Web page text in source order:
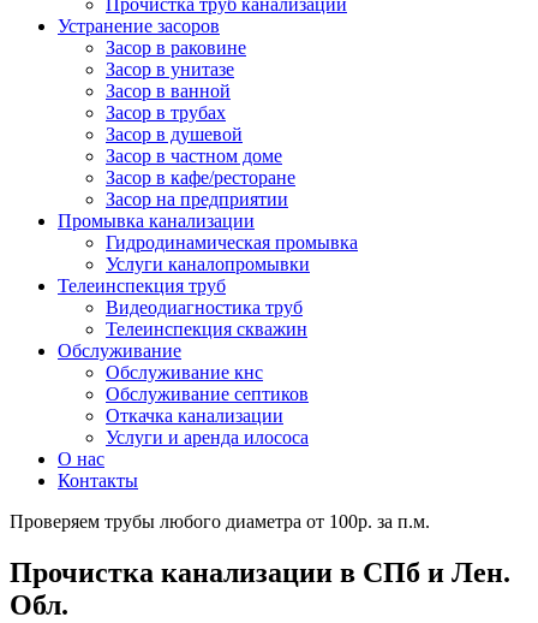
Прочистка труб канализации
Устранение засоров
Засор в раковине
Засор в унитазе
Засор в ванной
Засор в трубах
Засор в душевой
Засор в частном доме
Засор в кафе/ресторане
Засор на предприятии
Промывка канализации
Гидродинамическая промывка
Услуги каналопромывки
Телеинспекция труб
Видеодиагностика труб
Телеинспекция скважин
Обслуживание
Обслуживание кнс
Обслуживание септиков
Откачка канализации
Услуги и аренда илососа
О нас
Контакты
Проверяем трубы любого диаметра от 100р. за п.м.
Прочистка канализации в СПб и Лен.
Обл.